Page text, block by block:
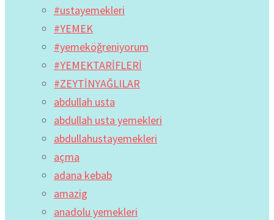
#ustayemekleri
#YEMEK
#yemeköğreniyorum
#YEMEKTARİFLERİ
#ZEYTİNYAĞLILAR
abdullah usta
abdullah usta yemekleri
abdullahustayemekleri
açma
adana kebab
amazig
anadolu yemekleri